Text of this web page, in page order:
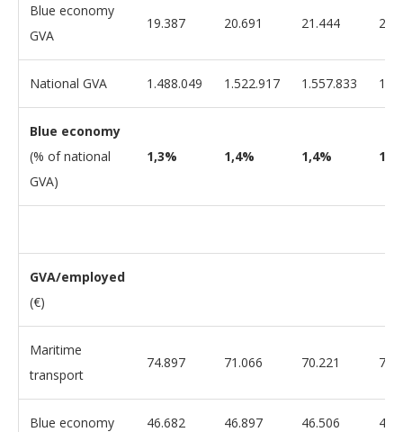
Blue economy
GVA
19.387 20.691 21.444
National GVA 1.488.049 1.522.917 1.557.833
Blue economy
(% of national
GVA)
1,3% 1,4% 1,4%
GVA/employed
(€)
Maritime
transport
74.897 71.066 70.221
Blue economy 46.682 46.897 46.506